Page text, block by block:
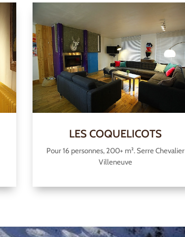
LES COQUELICOTS
Pour 16 personnes, 200+ m². Serre Chevalier
Villeneuve